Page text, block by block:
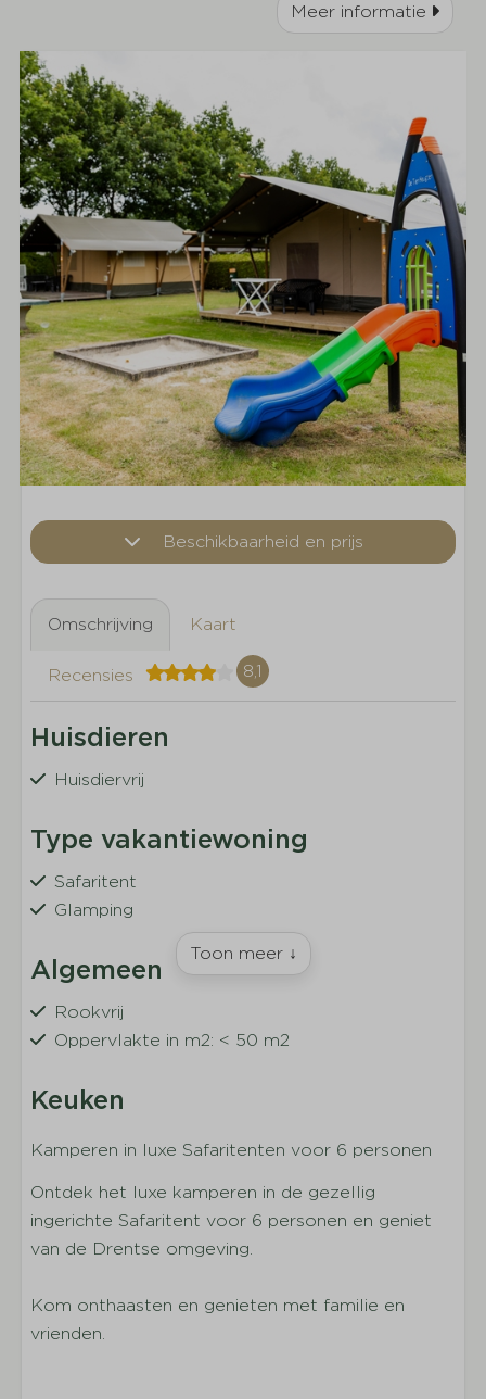
Meer informatie
Beschikbaarheid en prijs
Omschrijving Kaart
Recensies 8,1
Huisdieren
Huisdiervrij
Type vakantiewoning
Safaritent
Glamping
Algemeen
Rookvrij
Oppervlakte in m2: < 50 m2
Keuken
Compleet ingerichte keuken
Bestek
Drinkglazen
Pannen
Koffiezetapparaat
Waterkoker
Toon meer ↓
Kamperen in luxe Safaritenten voor 6 personen
Ontdek het luxe kamperen in de gezellig
ingerichte Safaritent voor 6 personen en geniet
van de Drentse omgeving.
Kom onthaasten en genieten met familie en
vrienden.